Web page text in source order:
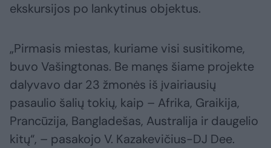
ekskursijos po lankytinus objektus.
„Pirmasis miestas, kuriame visi susitikome,
buvo Vašingtonas. Be manęs šiame projekte
dalyvavo dar 23 žmonės iš įvairiausių
pasaulio šalių tokių, kaip – Afrika, Graikija,
Prancūzija, Bangladešas, Australija ir daugelio
kitų“, – pasakojo V. Kazakevičius-DJ Dee.